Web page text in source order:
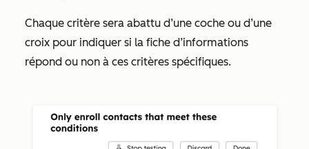
Chaque critère sera abattu d’une coche ou d’une
croix pour indiquer si la fiche d’informations
répond ou non à ces critères spécifiques.